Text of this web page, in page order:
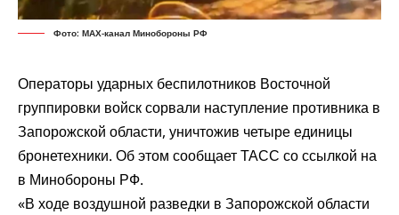
Фото: МАХ-канал Минобороны РФ
Операторы ударных беспилотников Восточной
группировки войск сорвали наступление противника в
Запорожской области, уничтожив четыре единицы
бронетехники. Об этом сообщаетТАСС со ссылкой на
в Минобороны РФ.
«В ходе воздушной разведки в Запорожской области